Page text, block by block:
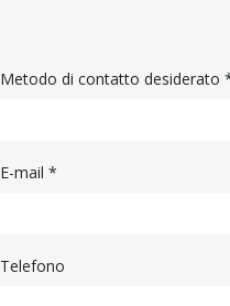
Metodo di contatto desiderato
E-mail *
Telefono